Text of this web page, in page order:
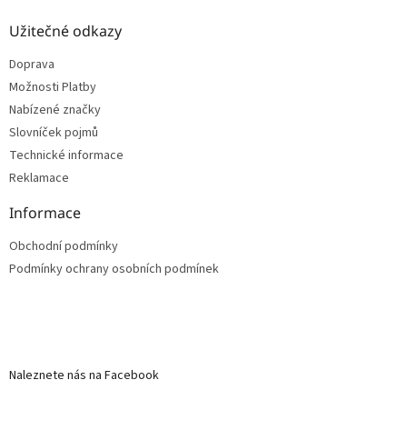
Užitečné odkazy
Doprava
Možnosti Platby
Nabízené značky
Slovníček pojmů
Technické informace
Reklamace
Informace
Obchodní podmínky
Podmínky ochrany osobních podmínek
Naleznete nás na Facebook